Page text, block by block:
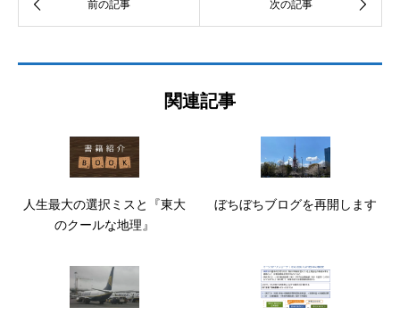
関連記事
人生最大の選択ミスと『東大
のクールな地理』
ぼちぼちブログを再開します